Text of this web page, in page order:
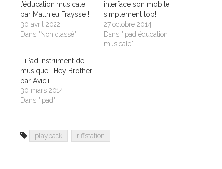
l’éducation musicale
par Matthieu Fraysse !
30 avril 2022
Dans "Non classé"
interface son mobile
simplement top!
27 octobre 2014
Dans "ipad éducation
musicale"
L’iPad instrument de
musique : Hey Brother
par Avicii
30 mars 2014
Dans "Ipad"
playback riffstation